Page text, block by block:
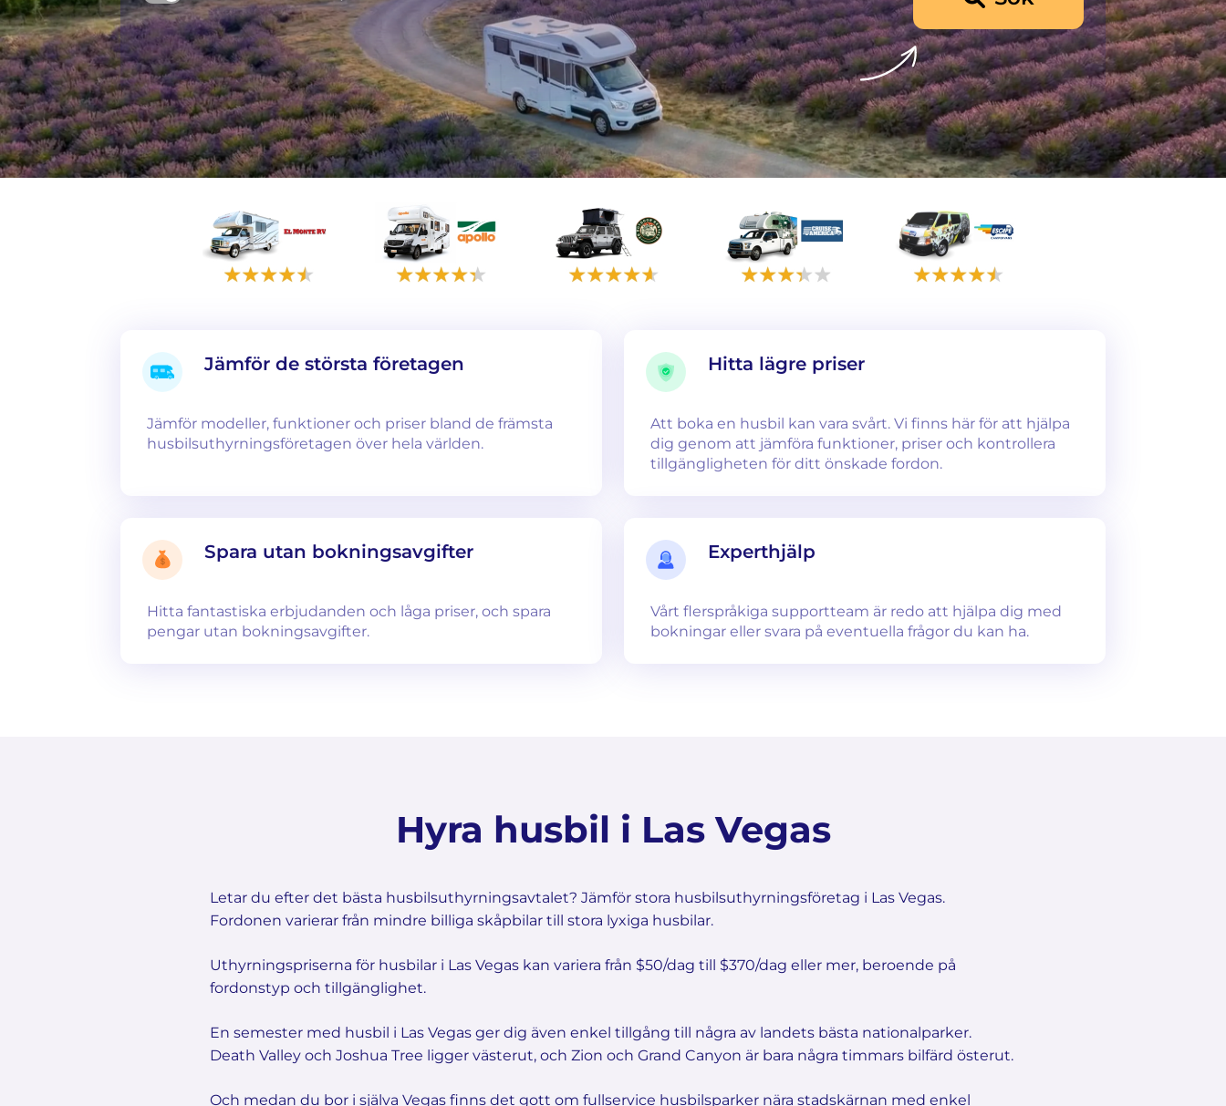
Jämför de största företagen
Jämför modeller, funktioner och priser bland de främsta
husbilsuthyrningsföretagen över hela världen.
Hitta lägre priser
Att boka en husbil kan vara svårt. Vi finns här för att hjälpa
dig genom att jämföra funktioner, priser och kontrollera
tillgängligheten för ditt önskade fordon.
Spara utan bokningsavgifter
Hitta fantastiska erbjudanden och låga priser, och spara
pengar utan bokningsavgifter.
Experthjälp
Vårt flerspråkiga supportteam är redo att hjälpa dig med
bokningar eller svara på eventuella frågor du kan ha.
Hyra husbil i Las Vegas
Letar du efter det bästa husbilsuthyrningsavtalet? Jämför stora husbilsuthyrningsföretag i Las Vegas.
Fordonen varierar från mindre billiga skåpbilar till stora lyxiga husbilar.
Uthyrningspriserna för husbilar i Las Vegas kan variera från $50/dag till $370/dag eller mer, beroende på
fordonstyp och tillgänglighet.
En semester med husbil i Las Vegas ger dig även enkel tillgång till några av landets bästa nationalparker.
Death Valley och Joshua Tree ligger västerut, och Zion och Grand Canyon är bara några timmars bilfärd österut.
Och medan du bor i själva Vegas finns det gott om fullservice husbilsparker nära stadskärnan med enkel